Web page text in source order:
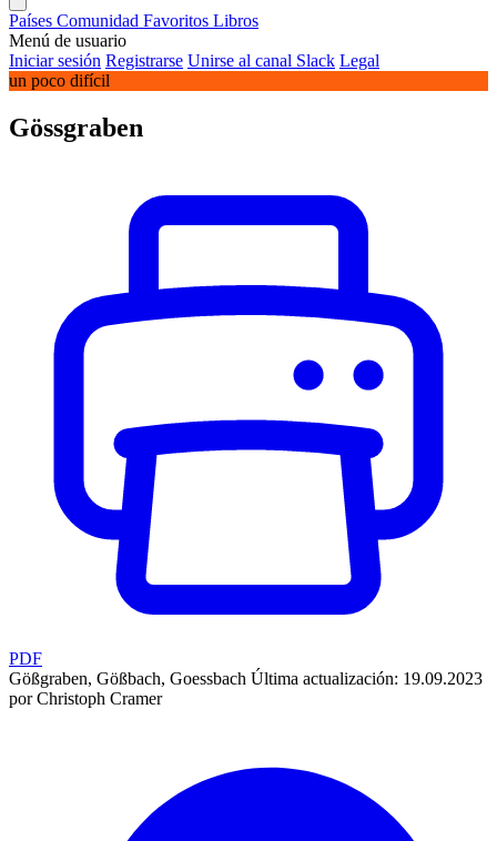
Países Comunidad Favoritos Libros
Menú de usuario
Iniciar sesión Registrarse Unirse al canal Slack Legal
un poco difícil
Gössgraben
PDF
Gößgraben, Gößbach, Goessbach Última actualización: 19.09.2023
por Christoph Cramer